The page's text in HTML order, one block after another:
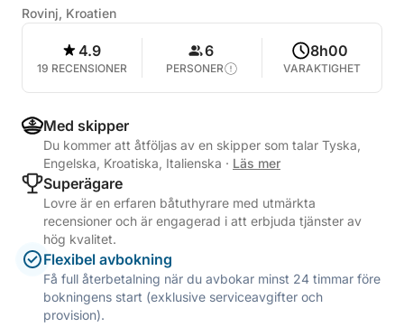
Rovinj, Kroatien
4.9
19 RECENSIONER
6
PERSONER
8h00
VARAKTIGHET
Med skipper
Du kommer att åtföljas av en skipper som talar Tyska,
Engelska, Kroatiska, Italienska · Läs mer
Superägare
Lovre är en erfaren båtuthyrare med utmärkta
recensioner och är engagerad i att erbjuda tjänster av
hög kvalitet.
Flexibel avbokning
Få full återbetalning när du avbokar minst 24 timmar före
bokningens start (exklusive serviceavgifter och
provision).